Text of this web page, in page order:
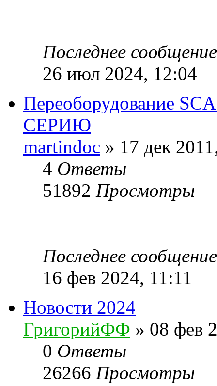
Последнее
26 июл 2024, 12:04
Переоборудование
СЕРИЮ
martindoc » 17 дек
4 Ответы
51892 Просмотры
Последнее
16 фев 2024, 11:11
Новости 2024
ГригорийФФ » 08 фев
0 Ответы
26266 Просмотры